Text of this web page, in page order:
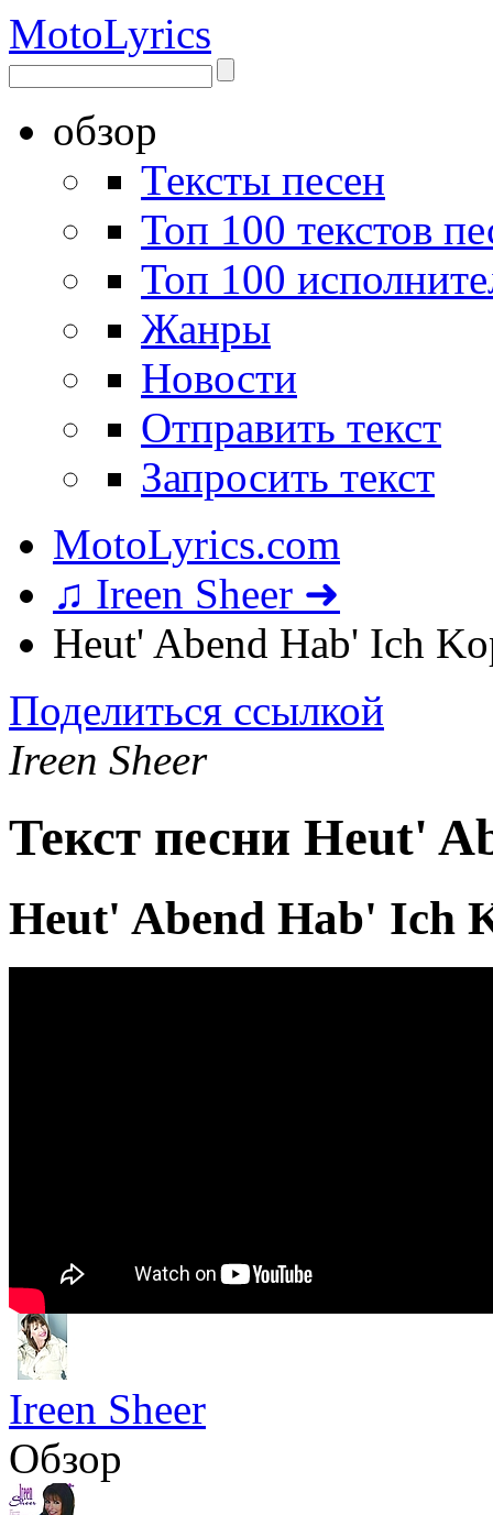
MotoLyrics
обзор
Тексты песен
Топ 100 текстов
Топ 100
Жанры
Новости
Отправить текст
Запросить текст
MotoLyrics.com
♫ Ireen Sheer ➜
Heut' Abend Hab' Ich
Поделиться ссылкой
Ireen Sheer
Текст песни Heut'
Heut' Abend Hab' Ich
Ireen Sheer
Обзор